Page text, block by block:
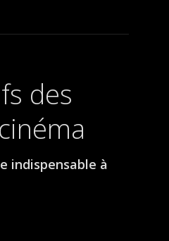
des
indispensable à